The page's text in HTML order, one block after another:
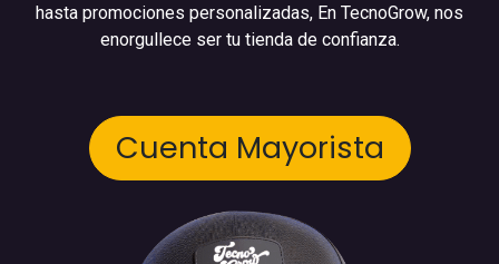
hasta promociones personalizadas, En TecnoGrow, nos
enorgullece ser tu tienda de confianza.
Cuenta Mayorista